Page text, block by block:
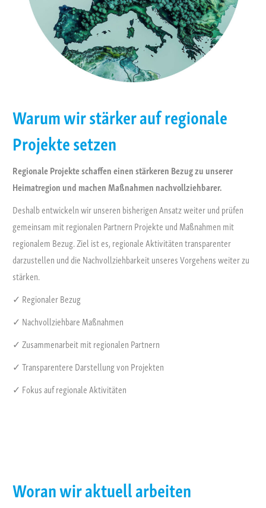
Warum wir stärker auf regionale
Projekte setzen
Regionale Projekte schaffen einen stärkeren Bezug zu unserer
Heimatregion und machen Maßnahmen nachvollziehbarer.
Deshalb entwickeln wir unseren bisherigen Ansatz weiter und prüfen
gemeinsam mit regionalen Partnern Projekte und Maßnahmen mit
regionalem Bezug. Ziel ist es, regionale Aktivitäten transparenter
darzustellen und die Nachvollziehbarkeit unseres Vorgehens weiter zu
stärken.
✓ Regionaler Bezug
✓ Nachvollziehbare Maßnahmen
✓ Zusammenarbeit mit regionalen Partnern
✓ Transparentere Darstellung von Projekten
✓ Fokus auf regionale Aktivitäten
Woran wir aktuell arbeiten